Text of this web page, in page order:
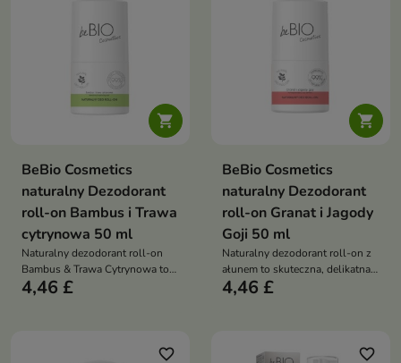

BeBio Cosmetics
naturalny Dezodorant
roll-on Bambus i Trawa
cytrynowa 50 ml
Naturalny dezodorant roll-on
Bambus & Trawa Cytrynowa to
świeża, roślinna ochrona przed
4,46 £

BeBio Cosmetics
naturalny Dezodorant
roll-on Granat i Jagody
Goji 50 ml
Naturalny dezodorant roll-on z
ałunem to skuteczna, delikatna
ochrona przed zapachem, która
4,46 £
favorite_border favorite_border